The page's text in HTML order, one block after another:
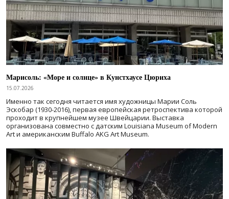
Марисоль: «Море и солнце» в Кунстхаусе Цюриха
15.07.2026
Именно так сегодня читается имя художницы Марии Соль
Эскобар (1930-2016), первая европейская ретроспектива которой
проходит в крупнейшем музее Швейцарии. Выставка
организована совместно с датским Louisiana Museum of Modern
Art и американским Buffalo AKG Art Museum.